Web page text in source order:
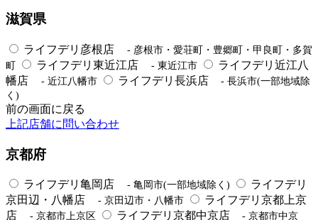
滋賀県
ライフデリ彦根店
- 彦根市・愛荘町・豊郷町・甲良町・多賀
町
ライフデリ東近江店 - 東近江市
ライフデリ近江八
幡店
- 近江八幡市 ライフデリ長浜店
- 長浜市(一部地域除
く)
前の画面に戻る
上記店舗に問い合わせ
京都府
ライフデリ亀岡店 - 亀岡市(一部地域除く)
ライフデリ
京田辺・八幡店
- 京田辺市・八幡市
ライフデリ京都上京
店
- 京都市上京区 ライフデリ京都中京店
- 京都市中京